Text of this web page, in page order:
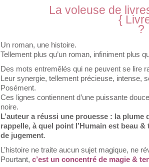
La voleuse de
{
?
Un roman, une histoire.
Tellement plus qu’un roman, infiniment plus
Des mots entremêlés qui ne peuvent se lire
Leur synergie, tellement précieuse, intense,
Posément.
Ces lignes contiennent d’une puissante
noire.
L’auteur a réussi une prouesse : la plume
rappelle, à quel point l’Humain est beau
de jugement.
L’histoire ne traite aucun sujet magique, ne
Pourtant,c’est un concentré de magie &